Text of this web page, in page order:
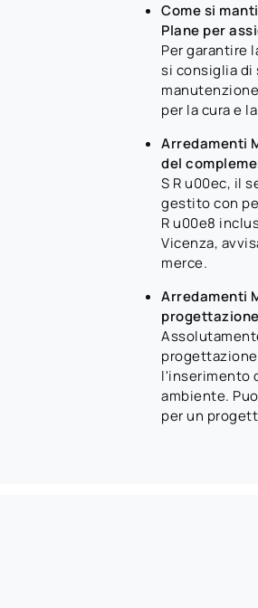
Come si
Plane per
Per garantire
si consiglia di
per la cura e
Arredamenti
del
S R u00ec, il
gestito con
R u00e8
Vicenza,
merce.
Arredamenti
l'inserimento
ambiente.
per un